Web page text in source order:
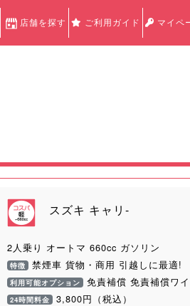
店舗を探す ご利用ガイド マイペ
スズキ キャリ-
2人乗り オートマ 660cc ガソリン
特徴 禁煙車 貨物・商用 引越しに最適!
利用可能オプション 免責補償 免責補償ワ
24時間料金 3,800円（税込）